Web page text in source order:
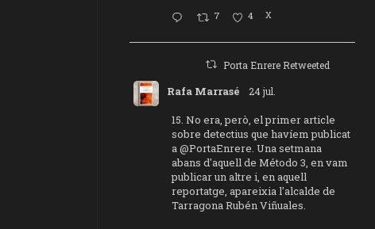
7 4 X
Porta Enrere Retweeted
Rafa Marrasé 24 jul.
15. No era, però, el primer article
sobre detectius que havíem publicat
a@PortaEnrere. Una setmana
abans d'aquell de Método 3, en vam
publicar un altre i, en aquell
reportatge, apareixia l'alcalde de
Tarragona Rubén Viñuales.